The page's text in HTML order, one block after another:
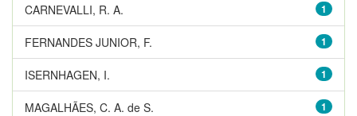
1
CARNEVALLI, R. A.
1
FERNANDES JUNIOR, F.
1
ISERNHAGEN, I.
1
MAGALHÃES, C. A. de S.